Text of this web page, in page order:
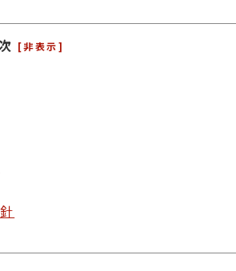
[非表示]